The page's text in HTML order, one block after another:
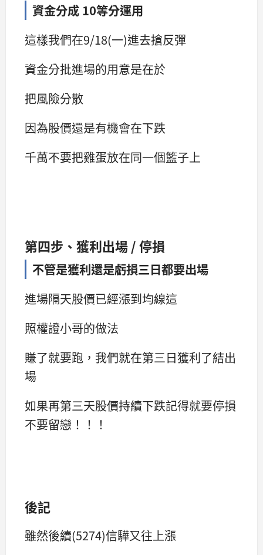
資金分成 10等分運用
這樣我們在9/18(一)進去搶反彈
資金分批進場的用意是在於
把風險分散
因為股價還是有機會在下跌
千萬不要把雞蛋放在同一個籃子上
第四步、獲利出場 / 停損
不管是獲利還是虧損三日都要出場
進場隔天股價已經漲到均線這
照權證小哥的做法
賺了就要跑，我們就在第三日獲利了結出
場
如果再第三天股價持續下跌記得就要停損
不要留戀！！！
後記
雖然後續(5274)信驊又往上漲